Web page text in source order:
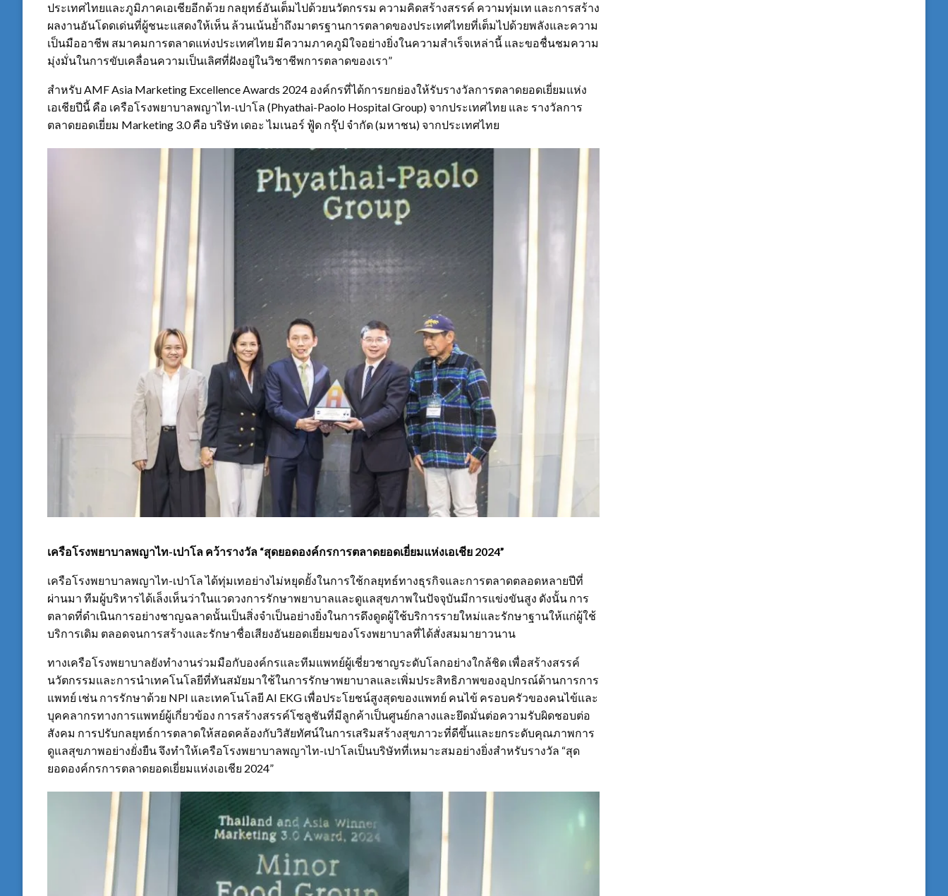
ประเทศไทยและภูมิภาคเอเชียอีกด้วย กลยุทธ์อันเต็มไปด้วยนวัตกรรม ความคิดสร้างสรรค์ ความทุ่มเท และการสร้าง
ผลงานอันโดดเด่นที่ผู้ชนะแสดงให้เห็น ล้วนเน้นย้ำถึงมาตรฐานการตลาดของประเทศไทยที่เต็มไปด้วยพลังและความ
เป็นมืออาชีพ สมาคมการตลาดแห่งประเทศไทย มีความภาคภูมิใจอย่างยิ่งในความสำเร็จเหล่านี้ และขอชื่นชมความ
มุ่งมั่นในการขับเคลื่อนความเป็นเลิศที่ฝังอยู่ในวิชาชีพการตลาดของเรา”
สำหรับ AMF Asia Marketing Excellence Awards 2024 องค์กรที่ได้การยกย่องให้รับรางวัลการตลาดยอดเยี่ยมแห่ง
เอเชียปีนี้ คือ เครือโรงพยาบาลพญาไท-เปาโล (Phyathai-Paolo Hospital Group) จากประเทศไทย และ รางวัลการ
ตลาดยอดเยี่ยม Marketing 3.0 คือ บริษัท เดอะ ไมเนอร์ ฟู้ด กรุ๊ป จำกัด (มหาชน) จากประเทศไทย
เครือโรงพยาบาลพญาไท-เปาโล คว้ารางวัล “สุดยอดองค์กรการตลาดยอดเยี่ยมแห่งเอเชีย 2024”
เครือโรงพยาบาลพญาไท-เปาโล ได้ทุ่มเทอย่างไม่หยุดยั้งในการใช้กลยุทธ์ทางธุรกิจและการตลาดตลอดหลายปีที่
ผ่านมา ทีมผู้บริหารได้เล็งเห็นว่าในแวดวงการรักษาพยาบาลและดูแลสุขภาพในปัจจุบันมีการแข่งขันสูง ดังนั้น การ
ตลาดที่ดำเนินการอย่างชาญฉลาดนั้นเป็นสิ่งจำเป็นอย่างยิ่งในการดึงดูดผู้ใช้บริการรายใหม่และรักษาฐานให้แก่ผู้ใช้
บริการเดิม ตลอดจนการสร้างและรักษาชื่อเสียงอันยอดเยี่ยมของโรงพยาบาลที่ได้สั่งสมมายาวนาน
ทางเครือโรงพยาบาลยังทำงานร่วมมือกับองค์กรและทีมแพทย์ผู้เชี่ยวชาญระดับโลกอย่างใกล้ชิด เพื่อสร้างสรรค์
นวัตกรรมและการนำเทคโนโลยีที่ทันสมัยมาใช้ในการรักษาพยาบาลและเพิ่มประสิทธิภาพของอุปกรณ์ด้านการการ
แพทย์ เช่น การรักษาด้วย NPI และเทคโนโลยี AI EKG เพื่อประโยชน์สูงสุดของแพทย์ คนไข้ ครอบครัวของคนไข้และ
บุคคลากรทางการแพทย์ผู้เกี่ยวข้อง การสร้างสรรค์โซลูชันที่มีลูกค้าเป็นศูนย์กลางและยึดมั่นต่อความรับผิดชอบต่อ
สังคม การปรับกลยุทธ์การตลาดให้สอดคล้องกับวิสัยทัศน์ในการเสริมสร้างสุขภาวะที่ดีขึ้นและยกระดับคุณภาพการ
ดูแลสุขภาพอย่างยั่งยืน จึงทำให้เครือโรงพยาบาลพญาไท-เปาโลเป็นบริษัทที่เหมาะสมอย่างยิ่งสำหรับรางวัล “สุด
ยอดองค์กรการตลาดยอดเยี่ยมแห่งเอเชีย 2024”